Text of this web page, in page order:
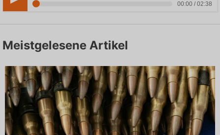
00:00 / 02:38
Meistgelesene Artikel